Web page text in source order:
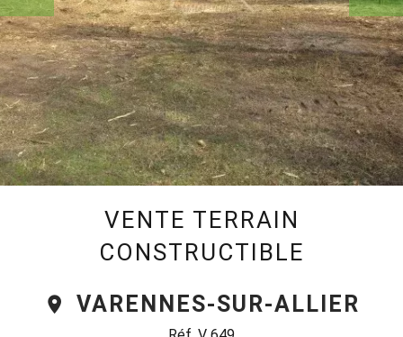
VENTE TERRAIN
CONSTRUCTIBLE
VARENNES-SUR-ALLIER